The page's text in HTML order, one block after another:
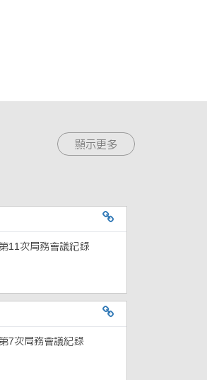
顯示更多
錄 教育局115年第11次局務會議
11次局務會議紀錄
教育局115年第7次局務會議紀
7次局務會議紀錄